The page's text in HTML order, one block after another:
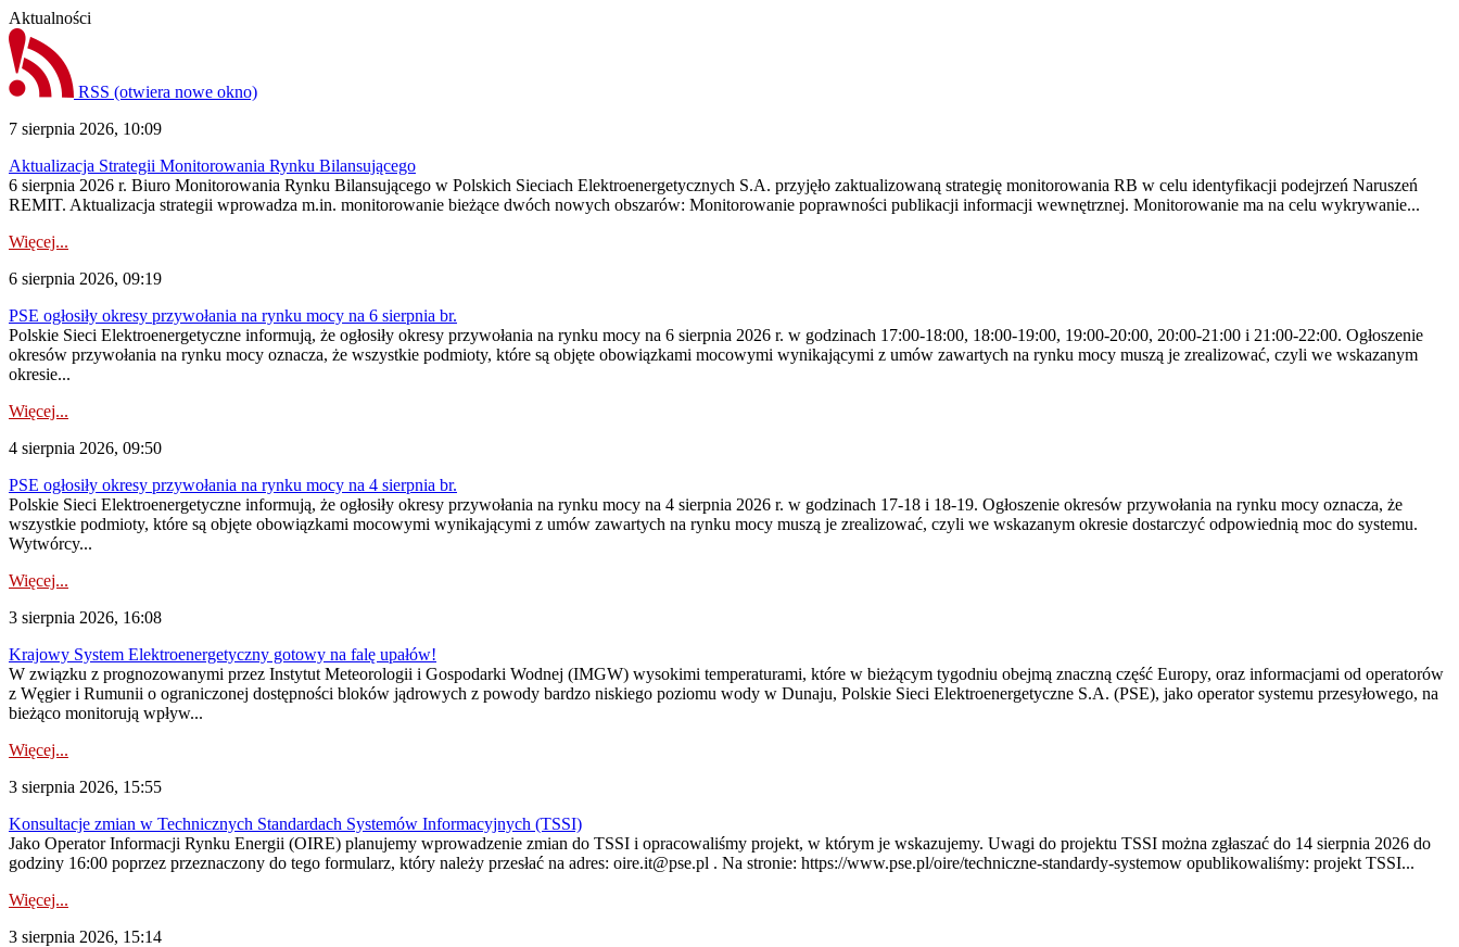
Aktualności
RSS (otwiera nowe okno)
7 sierpnia 2026, 10:09
Aktualizacja Strategii Monitorowania Rynku Bilansującego
6 sierpnia 2026 r. Biuro Monitorowania Rynku Bilansującego w Polskich Sieciach Elektroenergetycznych S.A. przyjęło zaktualizowaną strategię monitorowania RB w celu identyfikacji podejrzeń Naruszeń
REMIT. Aktualizacja strategii wprowadza m.in. monitorowanie bieżące dwóch nowych obszarów: Monitorowanie poprawności publikacji informacji wewnętrznej. Monitorowanie ma na celu wykrywanie...
Więcej...
6 sierpnia 2026, 09:19
PSE ogłosiły okresy przywołania na rynku mocy na 6 sierpnia br.
Polskie Sieci Elektroenergetyczne informują, że ogłosiły okresy przywołania na rynku mocy na 6 sierpnia 2026 r. w godzinach 17:00-18:00, 18:00-19:00, 19:00-20:00, 20:00-21:00 i 21:00-22:00. Ogłoszenie
okresów przywołania na rynku mocy oznacza, że wszystkie podmioty, które są objęte obowiązkami mocowymi wynikającymi z umów zawartych na rynku mocy muszą je zrealizować, czyli we wskazanym
okresie...
Więcej...
4 sierpnia 2026, 09:50
PSE ogłosiły okresy przywołania na rynku mocy na 4 sierpnia br.
Polskie Sieci Elektroenergetyczne informują, że ogłosiły okresy przywołania na rynku mocy na 4 sierpnia 2026 r. w godzinach 17-18 i 18-19. Ogłoszenie okresów przywołania na rynku mocy oznacza, że
wszystkie podmioty, które są objęte obowiązkami mocowymi wynikającymi z umów zawartych na rynku mocy muszą je zrealizować, czyli we wskazanym okresie dostarczyć odpowiednią moc do systemu.
Wytwórcy...
Więcej...
3 sierpnia 2026, 16:08
Krajowy System Elektroenergetyczny gotowy na falę upałów!
W związku z prognozowanymi przez Instytut Meteorologii i Gospodarki Wodnej (IMGW) wysokimi temperaturami, które w bieżącym tygodniu obejmą znaczną część Europy, oraz informacjami od operatorów
z Węgier i Rumunii o ograniczonej dostępności bloków jądrowych z powody bardzo niskiego poziomu wody w Dunaju, Polskie Sieci Elektroenergetyczne S.A. (PSE), jako operator systemu przesyłowego, na
bieżąco monitorują wpływ...
Więcej...
3 sierpnia 2026, 15:55
Konsultacje zmian w Technicznych Standardach Systemów Informacyjnych (TSSI)
Jako Operator Informacji Rynku Energii (OIRE) planujemy wprowadzenie zmian do TSSI i opracowaliśmy projekt, w którym je wskazujemy. Uwagi do projektu TSSI można zgłaszać do 14 sierpnia 2026 do
godziny 16:00 poprzez przeznaczony do tego formularz, który należy przesłać na adres: oire.it@pse.pl . Na stronie: https://www.pse.pl/oire/techniczne-standardy-systemow opublikowaliśmy: projekt TSSI...
Więcej...
3 sierpnia 2026, 15:14